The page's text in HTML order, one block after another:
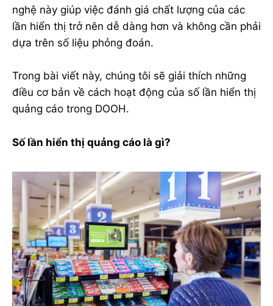
nghệ này giúp việc đánh giá chất lượng của các
lần hiển thị trở nên dễ dàng hơn và không cần phải
dựa trên số liệu phỏng đoán.
Trong bài viết này, chúng tôi sẽ giải thích những
điều cơ bản về cách hoạt động của số lần hiển thị
quảng cáo trong DOOH.
Số lần hiển thị quảng cáo là gì?